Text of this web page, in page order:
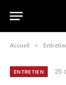
Accueil »
ENTRETIEN 25